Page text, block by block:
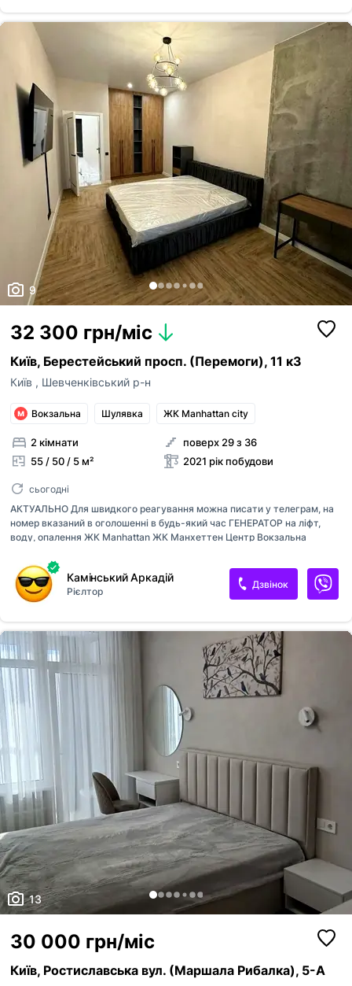
Хмельницького, проспект Берестейський, Бульварно- Кудрявського,
Пейзажная Алея, Франка, Університет, Лукʼянівська, Вокзальна,
Саксаганського, бульвар Тараса Шевченка, Олеся Гончара (Метро
Лукʼянівська, метр...
9
32 300 грн/міс
Київ, Берестейський просп. (Перемоги), 11 к3
Київ , Шевченківський р-н
Вокзальна Шулявка ЖК Manhattan city
2 кімнати
55 / 50 / 5 м²
поверх 29 з 36
2021 рік побудови
сьогодні
АКТУАЛЬНО Для швидкого реагування можна писати у телеграм, на
номер вказаний в оголошенні в будь-який час ГЕНЕРАТОР на ліфт,
воду, опалення ЖК Manhattan ЖК Манхеттен Центр Вокзальна
гарній локації Оплата при підписанні договору перший місяць оренди
та страхова сума власнику. Комісійні послуги 50% від суми оренди. Є
паркінг за додаткову плату
Камінський Аркадій
Рієлтор
Дзвінок
13
30 000 грн/міс
Київ, Ростиславська вул. (Маршала Рибалка), 5-А